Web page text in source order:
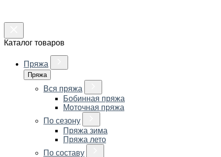
Каталог товаров
Пряжа
Пряжа
Вся пряжа
Бобинная пряжа
Моточная пряжа
По сезону
Пряжа зима
Пряжа лето
По составу